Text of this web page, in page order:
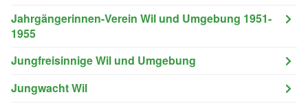
Jahrgängerinnen-Verein Wil und Umgebung 1951-
1955
Jungfreisinnige Wil und Umgebung
Jungwacht Wil